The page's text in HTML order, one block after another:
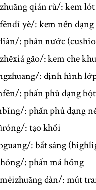
qián rǔ/: kem
yè/: kem nền dạng
: phấn nước
gāo/: kem che
: định hình
: phấn phủ dạng bột
: phấn phủ dạng
: tạo khối
: bắt sáng
: phấn má hồng
dàn/: mút